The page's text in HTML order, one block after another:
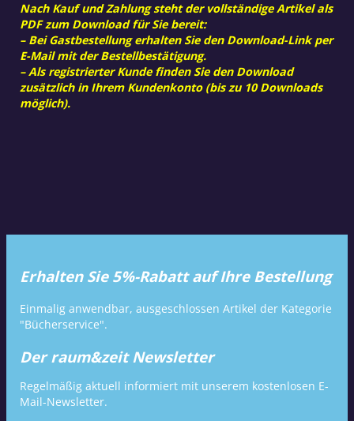
Nach Kauf und Zahlung steht der vollständige Artikel als
PDF zum Download für Sie bereit:
– Bei Gastbestellung erhalten Sie den Download-Link per
E-Mail mit der Bestellbestätigung.
– Als registrierter Kunde finden Sie den Download
zusätzlich in Ihrem Kundenkonto (bis zu 10 Downloads
möglich).
Erhalten Sie 5%-Rabatt auf Ihre Bestellung
Einmalig anwendbar, ausgeschlossen Artikel der Kategorie
"Bücherservice".
Der raum&zeit Newsletter
Regelmäßig aktuell informiert mit unserem kostenlosen E-
Mail-Newsletter.